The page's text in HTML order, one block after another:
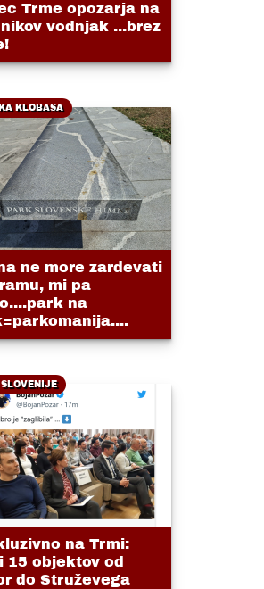
Trme opozarja na
vodnjak ...brez
KLOBASA
ne more zardevati
mi pa
na
na Trmi:
15 objektov od
do Struževega